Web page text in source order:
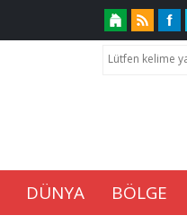
DÜNYA BÖLGE